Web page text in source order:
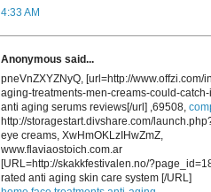
4:33 AM
Anonymous said...
pneVnZXYZNyQ, [url=http://
aging-treatments-men-creams-could-
anti aging serums reviews[/url] ,69508,
http://storagestart.divshare.com/
eye creams, XwHmOKLzIHwZmZ,
www.flaviaostoich.com.ar
[URL=http://skakkfestivalen.no/
rated anti aging skin care system [/URL]